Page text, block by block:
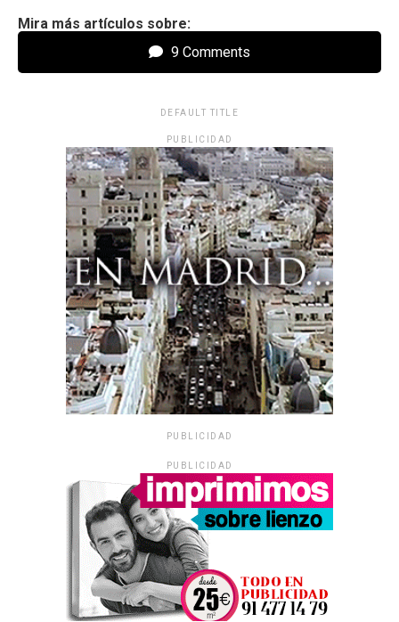
Mira más artículos sobre:
9 Comments
DEFAULT TITLE
PUBLICIDAD
PUBLICIDAD
PUBLICIDAD